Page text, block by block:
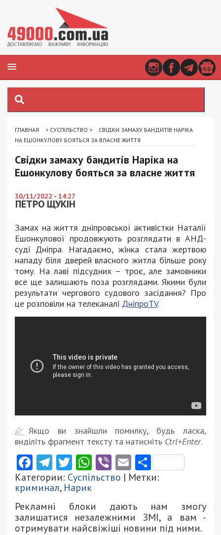
ГЛАВНАЯ > СУСПІЛЬСТВО >
СВІДКИ ЗАМАХУ БАНДИТІВ НАРІКА
НА ЕШОНКУЛОВУ БОЯТЬСЯ ЗА ВЛАСНЕ ЖИТТЯ
Свідки замаху бандитів Наріка на
Ешонкулову бояться за власне життя
30/11/2022 - 14:27
ПЕТРО ЩУКІН
Замах на життя дніпровської активістки Наталії
Ешонкулової продовжують розглядати в АНД-
суді Дніпра. Нагадаємо, жінка стала жертвою
нападу біля дверей власного житла більше року
тому. На лаві підсудних – троє, але замовники
все ще залишають поза розглядами. Якими були
результати чергового судового засідання? Про
це розповіли на телеканалі ДніпроTV.
Якщо ви знайшли помилку, будь ласка,
виділіть фрагмент тексту та натисніть Ctrl+Enter.
Facebook
Telegram
Twitter
WhatsApp
ViberEmail
Категории: Суспільство | Метки:
криминал, Нарик
Рекламні блоки дають нам змогу
залишатися незалежними ЗМІ, а вам -
отримувати найсвіжіші новини під ними.